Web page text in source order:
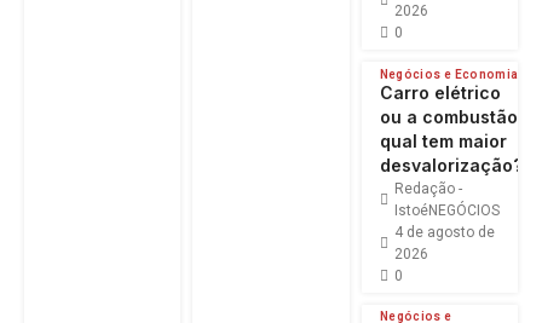
2026
0
Negócios e Economia
Carro elétrico
ou a combustão:
qual tem maior
desvalorização?
Redação -
IstoéNEGÓCIOS
4 de agosto de
2026
0
Negócios e